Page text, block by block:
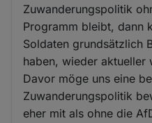
Zuwanderungspolitik
Programm bleibt, dann
Soldaten grundsätzlich
haben, wieder aktueller
Davor möge uns eine
Zuwanderungspolitik
eher mit als ohne die